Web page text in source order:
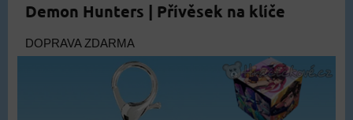
Demon Hunters | Přívěsek na klíče
DOPRAVA ZDARMA